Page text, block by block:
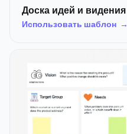
Доска идей и видения
Использовать шаблон →